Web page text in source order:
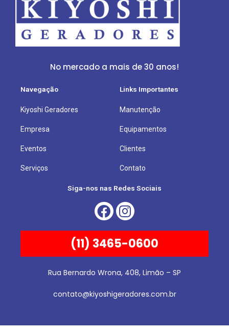
No mercado a mais de 30 anos!
Navegação
Kiyoshi Geradores
Empresa
Eventos
Serviços
Links Importantes
Manutenção
Equipamentos
Clientes
Contato
Siga-nos nas Redes Sociais
(11) 3465-0600
Rua Bernardo Wrona, 408, Limão – SP
contato@kiyoshigeradores.com.br